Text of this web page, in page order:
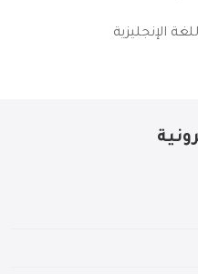
الإنجليزية